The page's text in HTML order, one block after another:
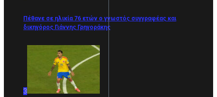
Πέθανε σε ηλικία 76 ετών ο γνωστός συγγραφέας και
δικηγόρος Γιάννης Γρηγοράκης
3